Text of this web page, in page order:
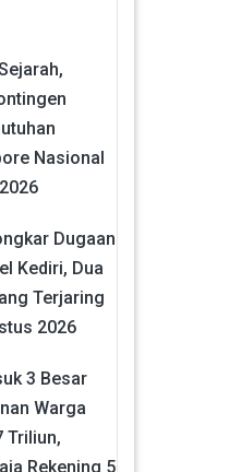
Nasional
Dugaan
Kediri, Dua
Terjaring
2026
3 Besar
Warga
Triliun,
Rekening 5